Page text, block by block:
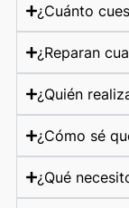
¿Cuánto
¿Reparan
¿Quién
¿Cómo sé
¿Qué